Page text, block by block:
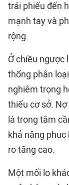
trái phiếu đến
mạnh tay và
rộng.
Ở chiều ngược
thống phân
nghiêm trọng
thiếu cơ sở.
là trọng tâm
khả năng
ro tăng cao.
Một mối lo